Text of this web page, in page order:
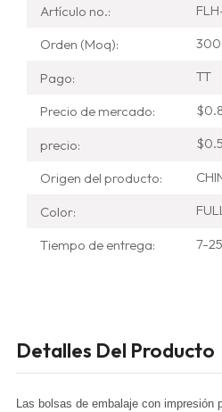
Artículo no.:
Orden (Moq):
Pago: TT
Precio de mercado:
precio:
Origen del producto:
Color:
Tiempo de entrega: 7-
Detalles Del Producto
Las bolsas de embalaje con impresión